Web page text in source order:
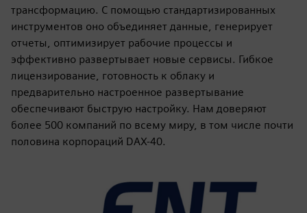
трансформацию. С помощью стандартизированных
инструментов оно объединяет данные, генерирует
отчеты, оптимизирует рабочие процессы и
эффективно развертывает новые сервисы. Гибкое
лицензирование, готовность к облаку и
предварительно настроенное развертывание
обеспечивают быструю настройку. Нам доверяют
более 500 компаний по всему миру, в том числе почти
половина корпораций DAX-40.